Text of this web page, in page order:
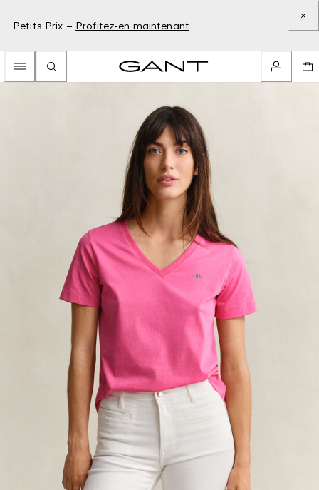
Petits Prix – Profitez-en maintenant